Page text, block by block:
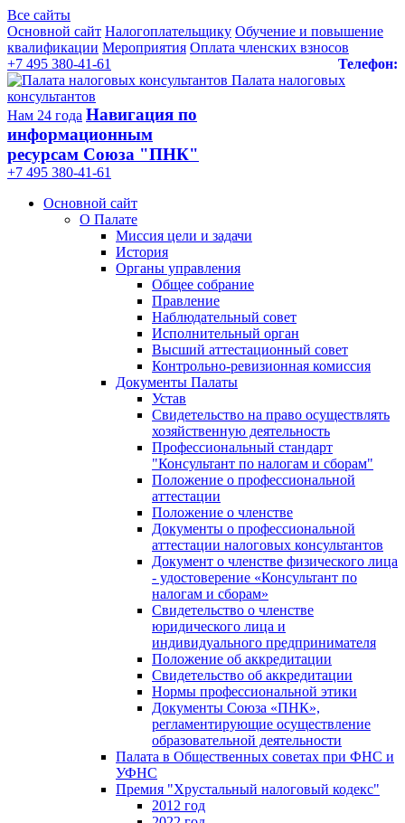
Все сайты
Основной сайт Налогоплательщику Обучение и повышение
квалификации Мероприятия Оплата членских взносов
Телефон:
+7 495 380-41-61
Палата налоговых
консультантов
Нам 24 года Навигация по
информационным
ресурсам Союза "ПНК"
+7 495 380‑41‑61
Основной сайт
О Палате
Миссия цели и задачи
История
Органы управления
Общее собрание
Правление
Наблюдательный совет
Исполнительный орган
Высший аттестационный совет
Контрольно-ревизионная комиссия
Документы Палаты
Устав
Свидетельство на право осуществлять
хозяйственную деятельность
Профессиональный стандарт
"Консультант по налогам и сборам"
Положение о профессиональной
аттестации
Положение о членстве
Документы о профессиональной
аттестации налоговых консультантов
Документ о членстве физического лица
- удостоверение «Консультант по
налогам и сборам»
Свидетельство о членстве
юридического лица и
индивидуального предпринимателя
Положение об аккредитации
Свидетельство об аккредитации
Нормы профессиональной этики
Документы Союза «ПНК»,
регламентирующие осуществление
образовательной деятельности
Палата в Общественных советах при ФНС и
УФНС
Премия "Хрустальный налоговый кодекс"
2012 год